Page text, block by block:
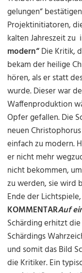
gelungen“
Projektinitiatoren,
kalten Jahreszeit
modern“Die Kritik,
bekam der heilige
hören, als er statt
wurde. Dieser war
Waffenproduktion
Opfer gefallen. Die
neuen
einfach zu modern.
er nicht mehr
nicht bekommen,
zu werden, sie wird
Ende der
KOMMENTARAuf
Schärding erhitzt
Schärdings
und somit das Bild
die Kritiker. Ein